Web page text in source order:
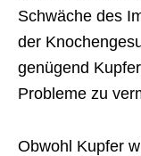
Schwäche des
der
genügend
Probleme zu
Obwohl Kupfer